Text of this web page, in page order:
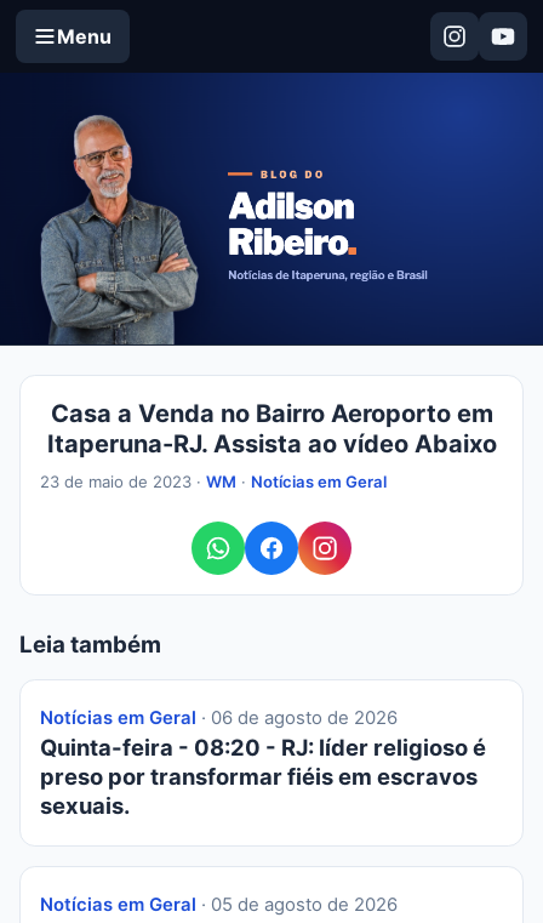
Menu
Casa a Venda no Bairro Aeroporto em
Itaperuna-RJ. Assista ao vídeo Abaixo
23 de maio de 2023 · WM · Notícias em Geral
Leia também
Notícias em Geral · 06 de agosto de 2026
Quinta-feira - 08:20 - RJ: líder religioso é
preso por transformar fiéis em escravos
sexuais.
Notícias em Geral · 05 de agosto de 2026